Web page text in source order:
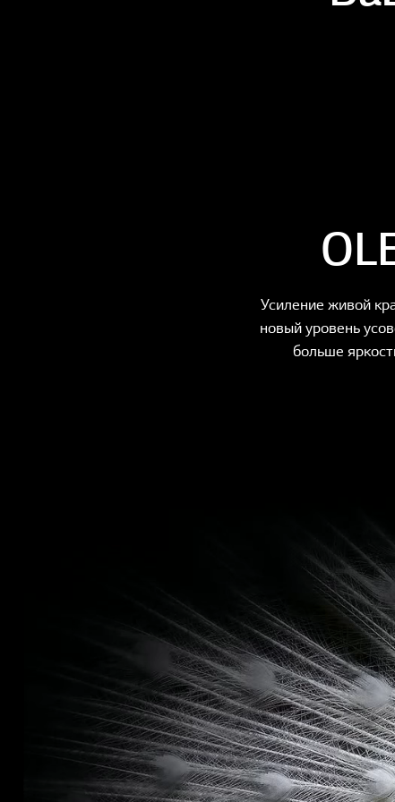
Усиление живой
новый уровень
больше